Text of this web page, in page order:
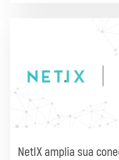
NetIX amplia sua